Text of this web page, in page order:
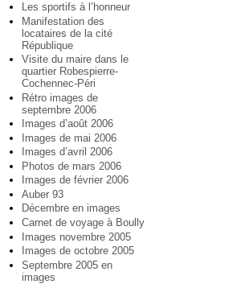
Les sportifs à l’honneur
Manifestation des
locataires de la cité
République
Visite du maire dans le
quartier Robespierre-
Cochennec-Péri
Rétro images de
septembre 2006
Images d’août 2006
Images de mai 2006
Images d’avril 2006
Photos de mars 2006
Images de février 2006
Auber 93
Décembre en images
Carnet de voyage à Boully
Images novembre 2005
Images de octobre 2005
Septembre 2005 en
images